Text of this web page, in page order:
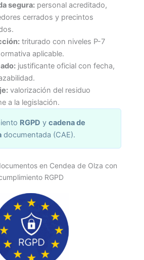
segura:personal acreditado,
cerrados y precintos
triturado con niveles P-7
aplicable.
justificante oficial con fecha,
valorización del residuo
a la legislación.
RGPD ycadena de
documentada (CAE).
en Cendea de Olza con
RGPD